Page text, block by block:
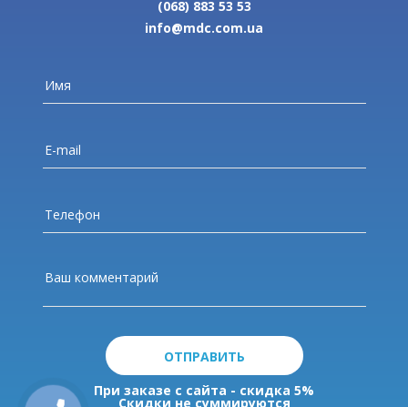
(068) 883 53 53
info@mdc.com.ua
ОТПРАВИТЬ
При заказе с сайта - скидка 5%
Скидки не суммируются